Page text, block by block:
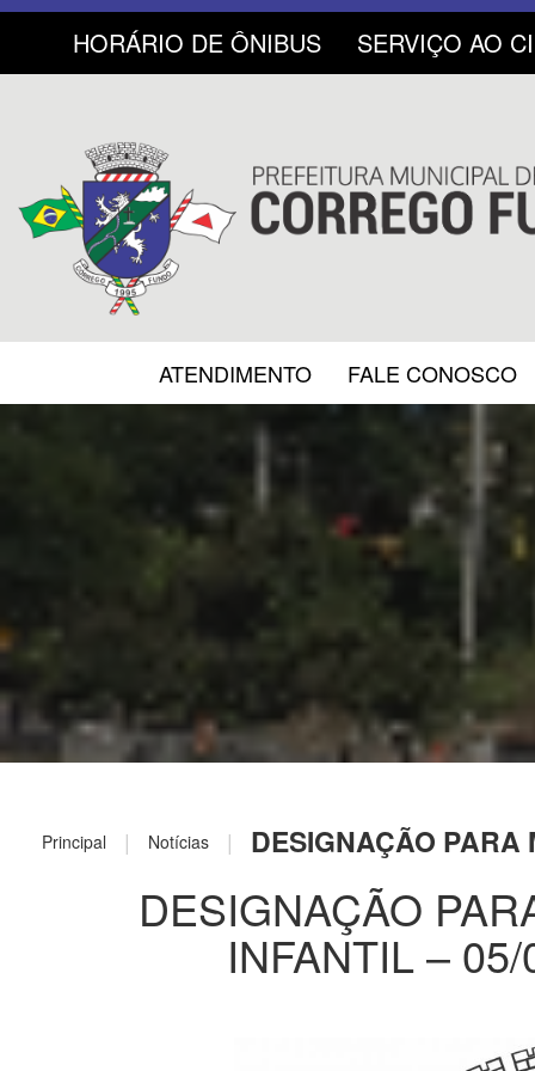
HORÁRIO DE ÔNIBUS SERVIÇO AO
ATENDIMENTO FALE CONOSCO
Principal | Notícias | DESIGNAÇÃO PARA
DESIGNAÇÃO
INFANTIL –